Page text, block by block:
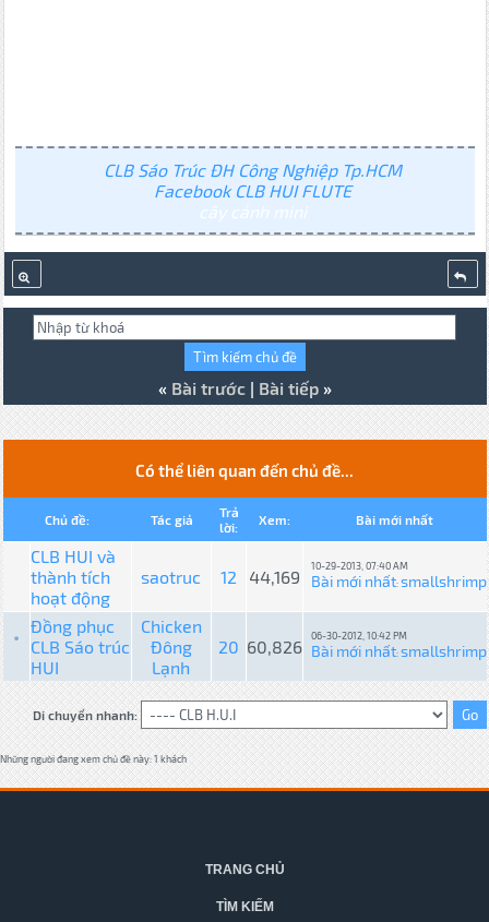
CLB Sáo Trúc ĐH Công Nghiệp Tp.HCM
Facebook CLB HUI FLUTE
cây cảnh mini
« Bài trước| Bài tiếp»
Có thể liên quan đến chủ đề...
Chủ đề: Tác giả
Trả
lời:
Xem: Bài mới nhất
CLB HUI và
thành tích
hoạt động
saotruc 12 44,169
10-29-2013, 07:40 AM
Bài mới nhất:smallshrimp
Đồng phục
CLB Sáo trúc
HUI
Chicken
Đông
Lạnh
20 60,826
06-30-2012, 10:42 PM
Bài mới nhất:smallshrimp
Di chuyển nhanh:
Những người đang xem chủ đề này: 1 khách
TRANG CHỦ
TÌM KIẾM